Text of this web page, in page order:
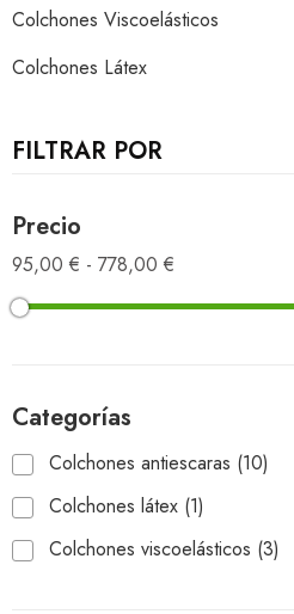
Colchones Viscoelásticos
Colchones Látex
FILTRAR POR
Precio
95,00 € - 778,00 €
Categorías
Colchones antiescaras (10)
Colchones látex (1)
Colchones viscoelásticos (3)